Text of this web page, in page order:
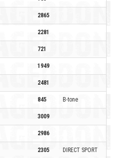
2865
2281
721
1949
2481
845 B-tone
3009
2986
2305 DIRECT SPORT